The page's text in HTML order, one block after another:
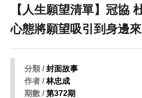
【人生願望清單】冠協 杜玉鸞 用正向
心態將願望吸引到身邊來
分類 /封面故事
作者 /林忠成
期數 /第372期